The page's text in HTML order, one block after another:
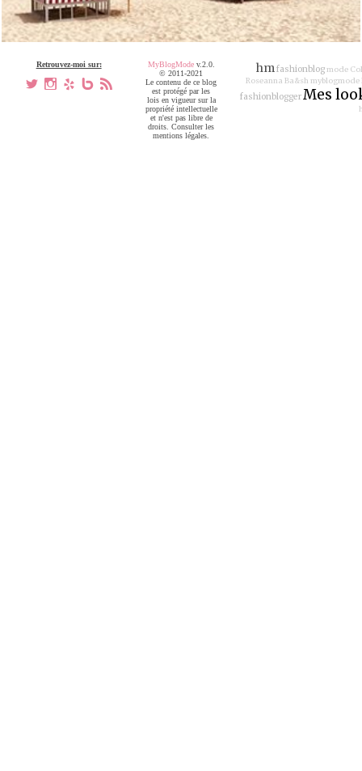
Retrouvez-moi sur:
a x h V ,
hmfashionblogmode
Roseanna Ba&sh myblogmode
fashionbloggerMes
MyBlogModev.2.0.
© 2011-2021
Le contenu de ce blog
est protégé par les
lois en vigueur sur la
propriété intellectuelle
et n'est pas libre de
droits. Consulter les
mentions légales.